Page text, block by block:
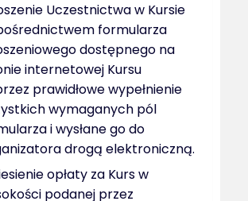
Uczestnictwa w Kursie
formularza
dostępnego na
internetowej Kursu
prawidłowe wypełnienie
wymaganych pól
i wysłane go do
drogą elektroniczną.
opłaty za Kurs w
podanej przez